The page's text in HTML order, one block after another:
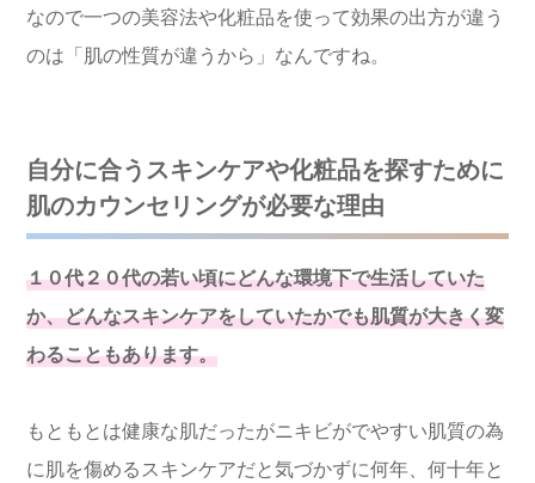
なので一つの美容法や化粧品を使って効果の出方が違う
のは「肌の性質が違うから」なんですね。
自分に合うスキンケアや化粧品を探すために
肌のカウンセリングが必要な理由
１０代２０代の若い頃にどんな環境下で生活していた
か、どんなスキンケアをしていたかでも肌質が大きく変
わることもあります。
もともとは健康な肌だったがニキビがでやすい肌質の為
に肌を傷めるスキンケアだと気づかずに何年、何十年と